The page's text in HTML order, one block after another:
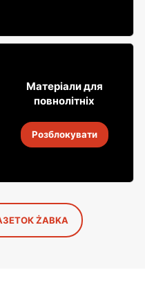
49 99
18 серп. 2026
Матеріали для
повнолітніх
Розблокувати
ŻABKA